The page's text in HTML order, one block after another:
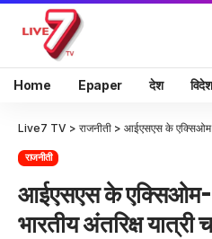
Home Epaper देश विदेश
Live7 TV > राजनीती > आईएसएस के एक्सिओम-4
राजनीती
आईएसएस के एक्सिओम-
भारतीय अंतरिक्ष यात्री